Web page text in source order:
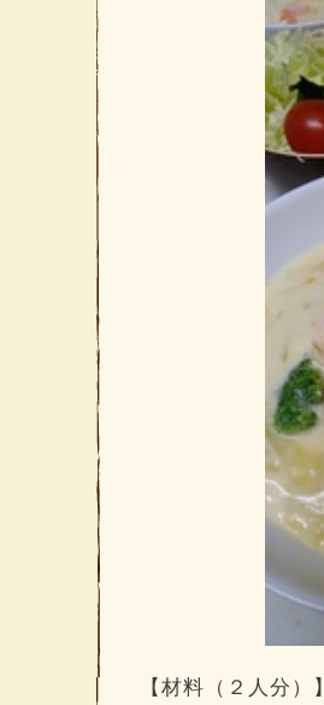
【材料（２人分）】